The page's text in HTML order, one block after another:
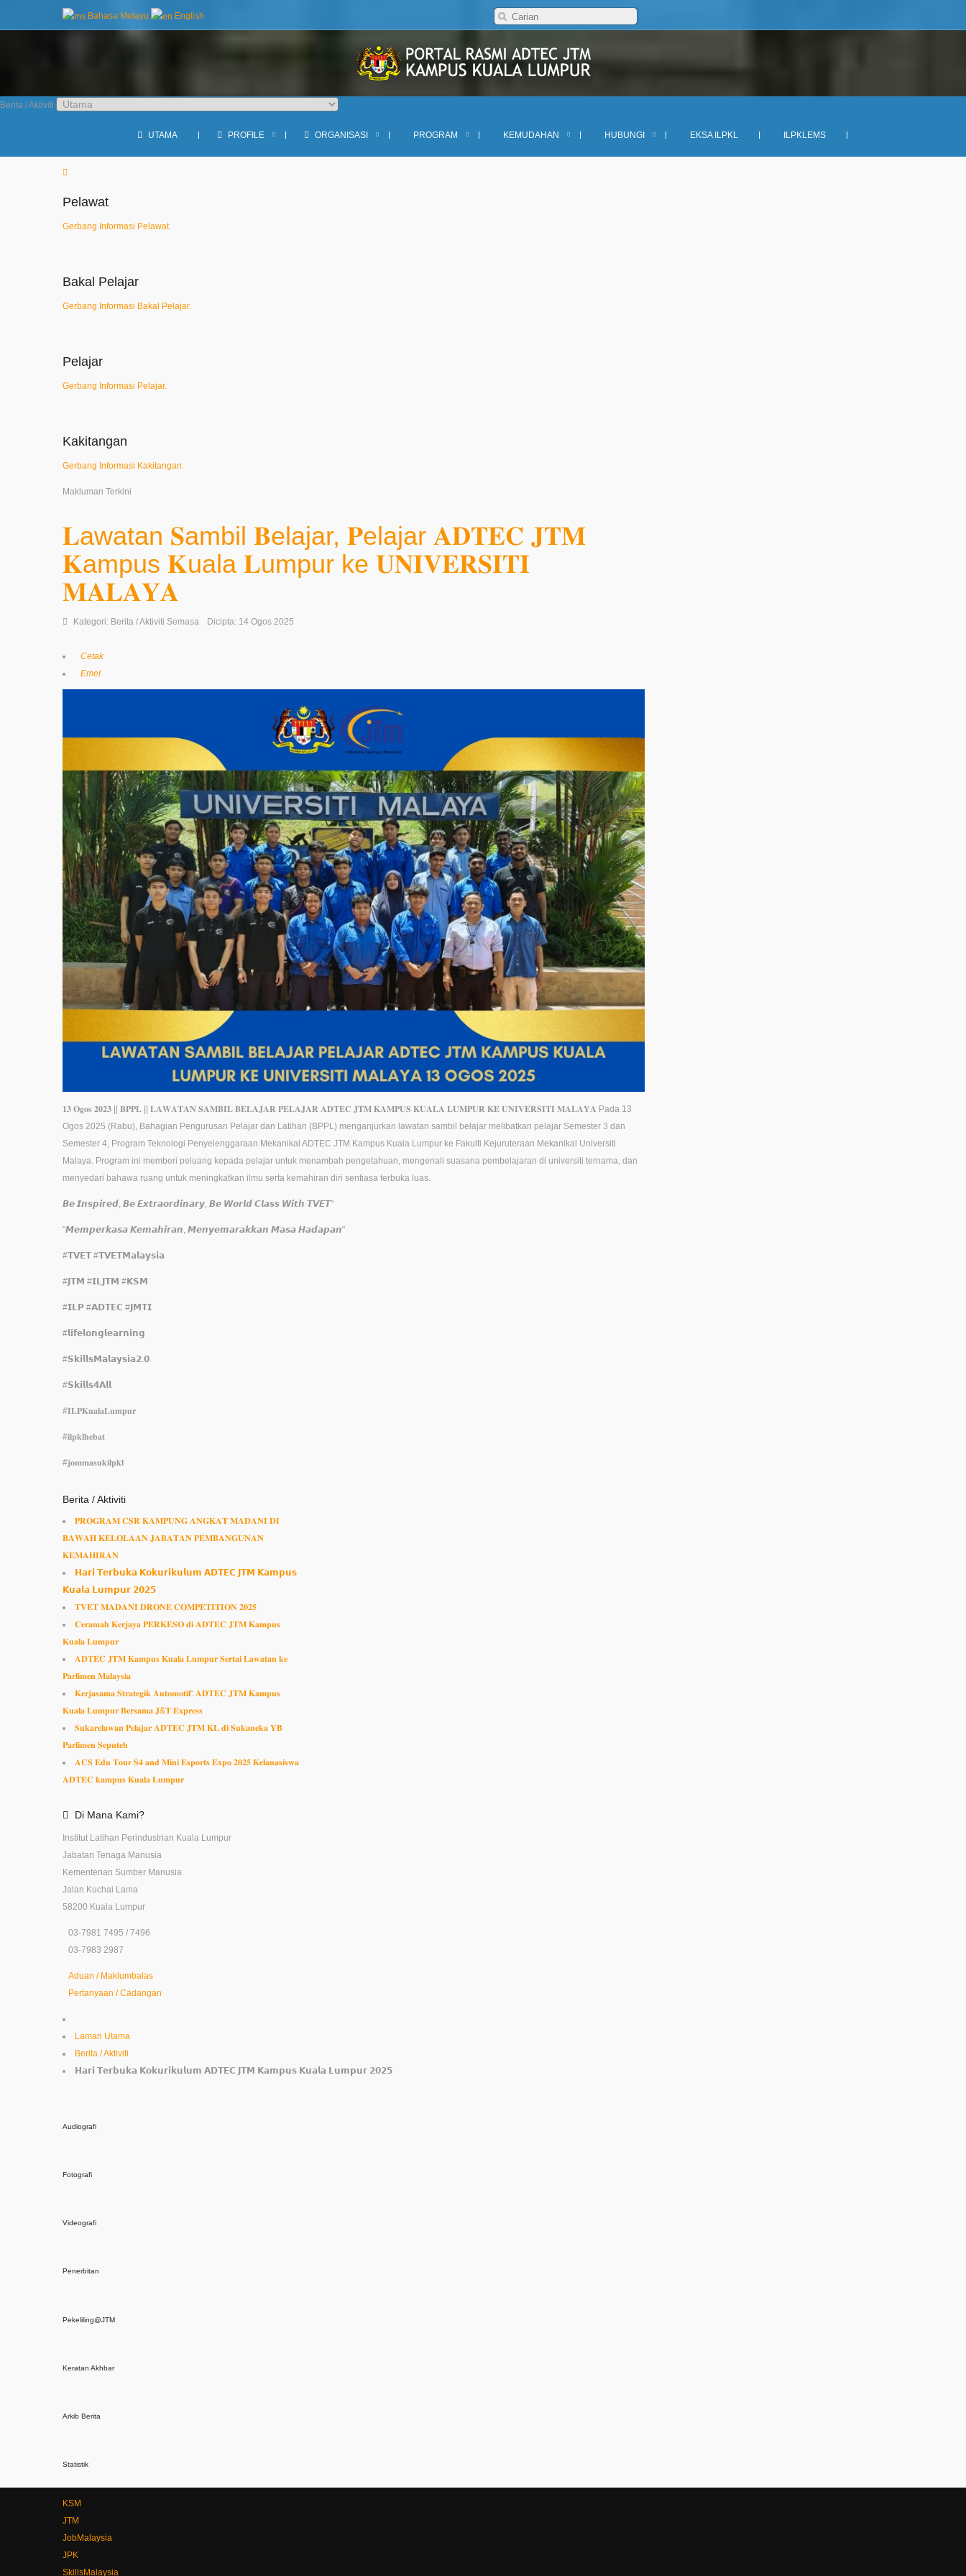
Bahasa Melayu English
Berita / Aktiviti
UTAMA PROFILE ORGANISASI PROGRAM KEMUDAHAN HUBUNGI EKSA ILPKL ILPKLEMS
Pelawat
Gerbang Informasi Pelawat.
Bakal Pelajar
Gerbang Informasi Bakal Pelajar.
Pelajar
Gerbang Informasi Pelajar.
Kakitangan
Gerbang Informasi Kakitangan.
Makluman Terkini
𝐋awatan 𝐒ambil 𝐁elajar, 𝐏elajar 𝐀𝐃𝐓𝐄𝐂 𝐉𝐓𝐌
𝐊ampus 𝐊uala 𝐋umpur ke 𝐔𝐍𝐈𝐕𝐄𝐑𝐒𝐈𝐓𝐈
𝐌𝐀𝐋𝐀𝐘𝐀
Kategori: Berita / Aktiviti Semasa Dicipta: 14 Ogos 2025
Cetak
Emel
𝟏𝟑 𝐎𝐠𝐨𝐬 𝟐𝟎𝟐𝟑 || 𝐁𝐏𝐏𝐋 || 𝐋𝐀𝐖𝐀𝐓𝐀𝐍 𝐒𝐀𝐌𝐁𝐈𝐋 𝐁𝐄𝐋𝐀𝐉𝐀𝐑 𝐏𝐄𝐋𝐀𝐉𝐀𝐑 𝐀𝐃𝐓𝐄𝐂 𝐉𝐓𝐌 𝐊𝐀𝐌𝐏𝐔𝐒 𝐊𝐔𝐀𝐋𝐀 𝐋𝐔𝐌𝐏𝐔𝐑 𝐊𝐄 𝐔𝐍𝐈𝐕𝐄𝐑𝐒𝐈𝐓𝐈 𝐌𝐀𝐋𝐀𝐘𝐀 Pada 13
Ogos 2025 (Rabu), Bahagian Pengurusan Pelajar dan Latihan (BPPL) menganjurkan lawatan sambil belajar melibatkan pelajar Semester 3 dan
Semester 4, Program Teknologi Penyelenggaraan Mekanikal ADTEC JTM Kampus Kuala Lumpur ke Fakulti Kejuruteraan Mekanikal Universiti
Malaya. Program ini memberi peluang kepada pelajar untuk menambah pengetahuan, mengenali suasana pembelajaran di universiti ternama, dan
menyedari bahawa ruang untuk meningkatkan ilmu serta kemahiran diri sentiasa terbuka luas.
𝘽𝙚 𝙄𝙣𝙨𝙥𝙞𝙧𝙚𝙙, 𝘽𝙚 𝙀𝙭𝙩𝙧𝙖𝙤𝙧𝙙𝙞𝙣𝙖𝙧𝙮, 𝘽𝙚 𝙒𝙤𝙧𝙡𝙙 𝘾𝙡𝙖𝙨𝙨 𝙒𝙞𝙩𝙝 𝙏𝙑𝙀𝙏"
"𝙈𝙚𝙢𝙥𝙚𝙧𝙠𝙖𝙨𝙖 𝙆𝙚𝙢𝙖𝙝𝙞𝙧𝙖𝙣, 𝙈𝙚𝙣𝙮𝙚𝙢𝙖𝙧𝙖𝙠𝙠𝙖𝙣 𝙈𝙖𝙨𝙖 𝙃𝙖𝙙𝙖𝙥𝙖𝙣"
#𝗧𝗩𝗘𝗧 #𝗧𝗩𝗘𝗧𝗠𝗮𝗹𝗮𝘆𝘀𝗶𝗮
#𝗝𝗧𝗠 #𝗜𝗟𝗝𝗧𝗠 #𝗞𝗦𝗠
#𝗜𝗟𝗣 #𝗔𝗗𝗧𝗘𝗖 #𝗝𝗠𝗧𝗜
#𝗹𝗶𝗳𝗲𝗹𝗼𝗻𝗴𝗹𝗲𝗮𝗿𝗻𝗶𝗻𝗴
#𝗦𝗸𝗶𝗹𝗹𝘀𝗠𝗮𝗹𝗮𝘆𝘀𝗶𝗮𝟮.𝟬
#𝗦𝗸𝗶𝗹𝗹𝘀𝟰𝗔𝗹𝗹
#𝐈𝐋𝐏𝐊𝐮𝐚𝐥𝐚𝐋𝐮𝐦𝐩𝐮𝐫
#𝐢𝐥𝐩𝐤𝐥𝐡𝐞𝐛𝐚𝐭
#𝐣𝐨𝐦𝐦𝐚𝐬𝐮𝐤𝐢𝐥𝐩𝐤𝐥
Berita /Aktiviti
𝐏𝐑𝐎𝐆𝐑𝐀𝐌 𝐂𝐒𝐑 𝐊𝐀𝐌𝐏𝐔𝐍𝐆 𝐀𝐍𝐆𝐊𝐀𝐓 𝐌𝐀𝐃𝐀𝐍𝐈 𝐃𝐈
𝐁𝐀𝐖𝐀𝐇 𝐊𝐄𝐋𝐎𝐋𝐀𝐀𝐍 𝐉𝐀𝐁𝐀𝐓𝐀𝐍 𝐏𝐄𝐌𝐁𝐀𝐍𝐆𝐔𝐍𝐀𝐍
𝐊𝐄𝐌𝐀𝐇𝐈𝐑𝐀𝐍
𝗛𝗮𝗿𝗶 𝗧𝗲𝗿𝗯𝘂𝗸𝗮 𝗞𝗼𝗸𝘂𝗿𝗶𝗸𝘂𝗹𝘂𝗺 𝗔𝗗𝗧𝗘𝗖 𝗝𝗧𝗠 𝗞𝗮𝗺𝗽𝘂𝘀
𝗞𝘂𝗮𝗹𝗮 𝗟𝘂𝗺𝗽𝘂𝗿 𝟮𝟬𝟮𝟱
𝐓𝐕𝐄𝐓 𝐌𝐀𝐃𝐀𝐍𝐈 𝐃𝐑𝐎𝐍𝐄 𝐂𝐎𝐌𝐏𝐄𝐓𝐈𝐓𝐈𝐎𝐍 𝟐𝟎𝟐𝟓
𝐂𝐞𝐫𝐚𝐦𝐚𝐡 𝐊𝐞𝐫𝐣𝐚𝐲𝐚 𝐏𝐄𝐑𝐊𝐄𝐒𝐎 𝐝𝐢 𝐀𝐃𝐓𝐄𝐂 𝐉𝐓𝐌 𝐊𝐚𝐦𝐩𝐮𝐬
𝐊𝐮𝐚𝐥𝐚 𝐋𝐮𝐦𝐩𝐮𝐫
𝐀𝐃𝐓𝐄𝐂 𝐉𝐓𝐌 𝐊𝐚𝐦𝐩𝐮𝐬 𝐊𝐮𝐚𝐥𝐚 𝐋𝐮𝐦𝐩𝐮𝐫 𝐒𝐞𝐫𝐭𝐚𝐢 𝐋𝐚𝐰𝐚𝐭𝐚𝐧 𝐤𝐞
𝐏𝐚𝐫𝐥𝐢𝐦𝐞𝐧 𝐌𝐚𝐥𝐚𝐲𝐬𝐢𝐚
𝐊𝐞𝐫𝐣𝐚𝐬𝐚𝐦𝐚 𝐒𝐭𝐫𝐚𝐭𝐞𝐠𝐢𝐤 𝐀𝐮𝐭𝐨𝐦𝐨𝐭𝐢𝐟: 𝐀𝐃𝐓𝐄𝐂 𝐉𝐓𝐌 𝐊𝐚𝐦𝐩𝐮𝐬
𝐊𝐮𝐚𝐥𝐚 𝐋𝐮𝐦𝐩𝐮𝐫 𝐁𝐞𝐫𝐬𝐚𝐦𝐚 𝐉&𝐓 𝐄𝐱𝐩𝐫𝐞𝐬𝐬
𝐒𝐮𝐤𝐚𝐫𝐞𝐥𝐚𝐰𝐚𝐧 𝐏𝐞𝐥𝐚𝐣𝐚𝐫 𝐀𝐃𝐓𝐄𝐂 𝐉𝐓𝐌 𝐊𝐋 𝐝𝐢 𝐒𝐮𝐤𝐚𝐧𝐞𝐤𝐚 𝐘𝐁
𝐏𝐚𝐫𝐥𝐢𝐦𝐞𝐧 𝐒𝐞𝐩𝐮𝐭𝐞𝐡
𝐀𝐂𝐒 𝐄𝐝𝐮 𝐓𝐨𝐮𝐫 𝐒𝟒 𝐚𝐧𝐝 𝐌𝐢𝐧𝐢 𝐄𝐬𝐩𝐨𝐫𝐭𝐬 𝐄𝐱𝐩𝐨 𝟐𝟎𝟐𝟓 𝐊𝐞𝐥𝐚𝐧𝐚𝐬𝐢𝐬𝐰𝐚
𝐀𝐃𝐓𝐄𝐂 𝐤𝐚𝐦𝐩𝐮𝐬 𝐊𝐮𝐚𝐥𝐚 𝐋𝐮𝐦𝐩𝐮𝐫
Di Mana Kami?
Institut Latihan Perindustrian Kuala Lumpur
Jabatan Tenaga Manusia
Kementerian Sumber Manusia
Jalan Kuchai Lama
58200 Kuala Lumpur
03-7981 7495 / 7496
03-7983 2987
Aduan / Maklumbalas
Pertanyaan / Cadangan
Laman Utama
Berita / Aktiviti
𝗛𝗮𝗿𝗶 𝗧𝗲𝗿𝗯𝘂𝗸𝗮 𝗞𝗼𝗸𝘂𝗿𝗶𝗸𝘂𝗹𝘂𝗺 𝗔𝗗𝗧𝗘𝗖 𝗝𝗧𝗠 𝗞𝗮𝗺𝗽𝘂𝘀 𝗞𝘂𝗮𝗹𝗮 𝗟𝘂𝗺𝗽𝘂𝗿 𝟮𝟬𝟮𝟱
Audiografi
Fotografi
Videografi
Penerbitan
Pekeliling@JTM
Keratan Akhbar
Arkib Berita
Statistik
KSM
JTM
JobMalaysia
JPK
SkillsMalaysia